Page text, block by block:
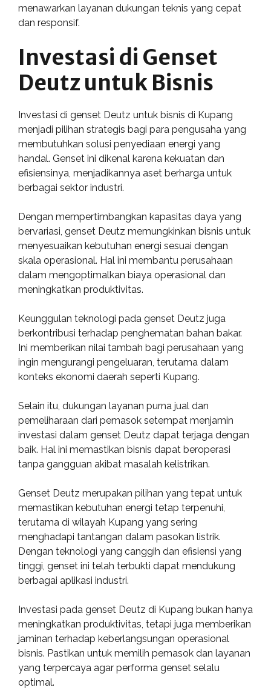
menawarkan layanan dukungan teknis yang cepat
dan responsif.
Investasi di Genset
Deutz untuk Bisnis
Investasi di genset Deutz untuk bisnis di Kupang
menjadi pilihan strategis bagi para pengusaha yang
membutuhkan solusi penyediaan energi yang
handal. Genset ini dikenal karena kekuatan dan
efisiensinya, menjadikannya aset berharga untuk
berbagai sektor industri.
Dengan mempertimbangkan kapasitas daya yang
bervariasi, genset Deutz memungkinkan bisnis untuk
menyesuaikan kebutuhan energi sesuai dengan
skala operasional. Hal ini membantu perusahaan
dalam mengoptimalkan biaya operasional dan
meningkatkan produktivitas.
Keunggulan teknologi pada genset Deutz juga
berkontribusi terhadap penghematan bahan bakar.
Ini memberikan nilai tambah bagi perusahaan yang
ingin mengurangi pengeluaran, terutama dalam
konteks ekonomi daerah seperti Kupang.
Selain itu, dukungan layanan purna jual dan
pemeliharaan dari pemasok setempat menjamin
investasi dalam genset Deutz dapat terjaga dengan
baik. Hal ini memastikan bisnis dapat beroperasi
tanpa gangguan akibat masalah kelistrikan.
Genset Deutz merupakan pilihan yang tepat untuk
memastikan kebutuhan energi tetap terpenuhi,
terutama di wilayah Kupang yang sering
menghadapi tantangan dalam pasokan listrik.
Dengan teknologi yang canggih dan efisiensi yang
tinggi, genset ini telah terbukti dapat mendukung
berbagai aplikasi industri.
Investasi pada genset Deutz di Kupang bukan hanya
meningkatkan produktivitas, tetapi juga memberikan
jaminan terhadap keberlangsungan operasional
bisnis. Pastikan untuk memilih pemasok dan layanan
yang terpercaya agar performa genset selalu
optimal.